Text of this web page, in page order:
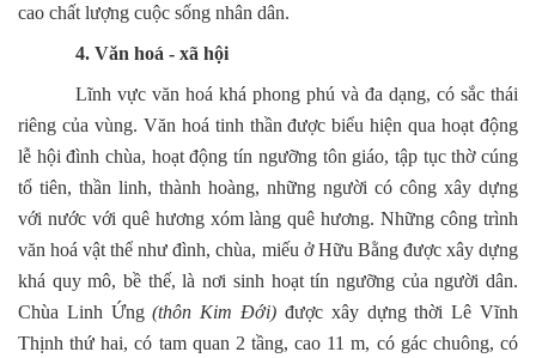
cao chất lượng cuộc sống nhân dân.
4. Văn hoá - xã hội
Lĩnh vực văn hoá khá phong phú và đa dạng, có sắc thái
riêng của vùng. Văn hoá tinh thần được biểu hiện qua hoạt động
lễ hội đình chùa, hoạt động tín ngưỡng tôn giáo, tập tục thờ cúng
tổ tiên, thần linh, thành hoàng, những người có công xây dựng
với nước với quê hương xóm làng quê hương. Những công trình
văn hoá vật thể như đình, chùa, miếu ở Hữu Bằng được xây dựng
khá quy mô, bề thế, là nơi sinh hoạt tín ngưỡng của người dân.
Chùa Linh Ứng(thôn Kim Đới) được xây dựng thời Lê Vĩnh
Thịnh thứ hai, có tam quan 2 tầng, cao 11 m, có gác chuông, có